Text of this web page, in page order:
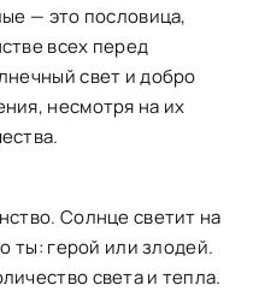
— это пословица,
всех перед
свет и добро
несмотря на их
Солнце светит на
ты: герой или злодей.
света и тепла.